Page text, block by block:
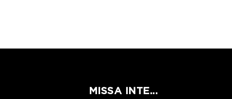
MISSA INTE...